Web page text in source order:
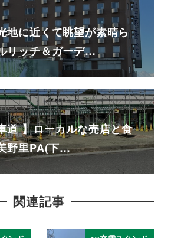
地に近くて眺望が素晴ら
リッチ＆ガーデ…
道 】ローカルな売店と食
野里PA(下…
関連記事